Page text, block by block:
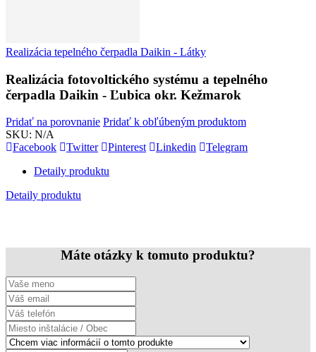
Realizácia tepelného čerpadla Daikin - Látky
Realizácia fotovoltického systému a tepelného
čerpadla Daikin - Ľubica okr. Kežmarok
Pridať na porovnanie Pridať k obľúbeným produktom
SKU: N/A
Facebook
Twitter Pinterest Linkedin
Telegram
Detaily produktu
Detaily produktu
Máte otázky k tomuto produktu?